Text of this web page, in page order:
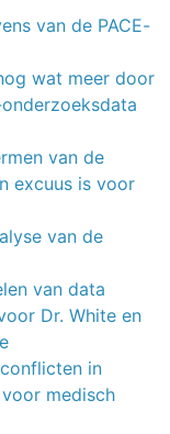
van de PACE-
wat meer door
van de
excuus is voor
van de
van data
Dr. White en
in
medisch